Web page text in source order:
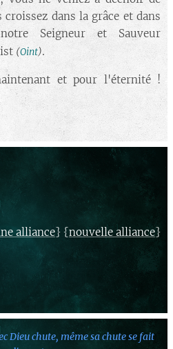
dans la grâce et dans
Seigneur et Sauveur
(Oint).
et pour l'éternité !
alliance} {nouvelle alliance}
Dieu chute, même sa chute se fait